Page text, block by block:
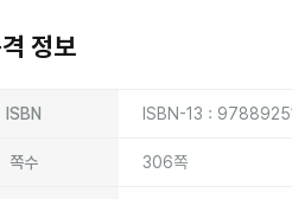
정보
ISBN ISBN-13 :
쪽수 306쪽